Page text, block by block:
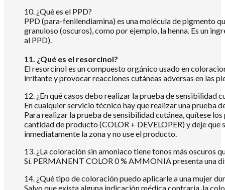
10. ¿Qué es el PPD?
PPD (para-fenilendiamina) es una molécula de pigmento
granuloso (oscuros), como por ejemplo, la henna. Es un
al PPD).
11. ¿Qué es el resorcinol?
El resorcinol es un compuesto orgánico usado en
irritante y provocar reacciones cutáneas adversas en las
12. ¿En qué casos debo realizar la prueba de sensibilidad
En cualquier servicio técnico hay que realizar una prueba
Para realizar la prueba de sensibilidad cutánea, quítese
cantidad de producto (COLOR + DEVELOPER) y deje
inmediatamente la zona y no use el producto.
13. ¿La coloración sin amoniaco tiene tonos más oscuros
Sí. PERMANENT COLOR 0 % AMMONIA presenta una
14. ¿Qué tipo de coloración puedo aplicarle a una mujer
Salvo que exista alguna indicación médica contraria, la